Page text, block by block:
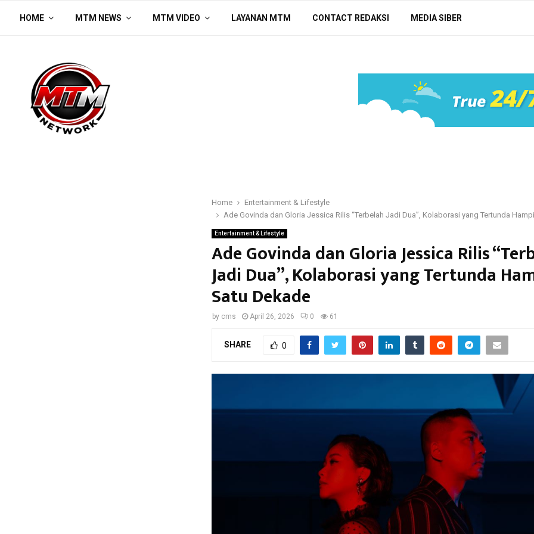
HOME MTM NEWS MTM VIDEO LAYANAN MTM CONTACT REDAKSI MEDIA SIBER
Home
Entertainment & Lifestyle
Ade Govinda dan Gloria Jessica Rilis “Terbelah Jadi Dua”, Kolaborasi yang Tertunda
Entertainment & Lifestyle
Ade Govinda dan Gloria Jessica Rilis
Jadi Dua”, Kolaborasi yang Tertunda
Satu Dekade
by cms April 26, 2026 0 61
SHARE 0